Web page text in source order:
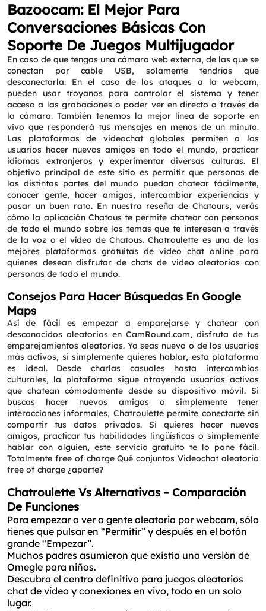
Bazoocam: El Mejor Para
Conversaciones Básicas Con
Soporte De Juegos Multijugador
En caso de que tengas una cámara web externa, de las que se
conectan por cable USB, solamente tendrías que
desconectarla. En el caso de los ataques a la webcam,
pueden usar troyanos para controlar el sistema y tener
acceso a las grabaciones o poder ver en directo a través de
la cámara. También tenemos la mejor línea de soporte en
vivo que responderá tus mensajes en menos de un minuto.
Las plataformas de videochat globales permiten a los
usuarios hacer nuevos amigos en todo el mundo, practicar
idiomas extranjeros y experimentar diversas culturas. El
objetivo principal de este sitio es permitir que personas de
las distintas partes del mundo puedan chatear fácilmente,
conocer gente, hacer amigos, intercambiar experiencias y
pasar un buen rato. En nuestra reseña de Chatours, verás
cómo la aplicación Chatous te permite chatear con personas
de todo el mundo sobre los temas que te interesan a través
de la voz o el vídeo de Chatous. Chatroulette es una de las
mejores plataformas gratuitas de video chat online para
quienes desean disfrutar de chats de video aleatorios con
personas de todo el mundo.
Consejos Para Hacer Búsquedas En Google
Maps
Así de fácil es empezar a emparejarse y chatear con
desconocidos aleatorios en CamRound.com, disfruta de tus
emparejamientos aleatorios. Ya seas nuevo o de los usuarios
más activos, si simplemente quieres hablar, esta plataforma
es ideal. Desde charlas casuales hasta intercambios
culturales, la plataforma sigue atrayendo usuarios activos
que chatean cómodamente desde su dispositivo móvil. Si
buscas hacer nuevos amigos o simplemente tener
interacciones informales, Chatroulette permite conectarte sin
compartir tus datos privados. Si quieres hacer nuevos
amigos, practicar tus habilidades lingüísticas o simplemente
hablar con alguien, este servicio gratuito te lo pone fácil.
Totalmente free of charge Qué conjuntos Videochat aleatorio
free of charge ¿aparte?
Chatroulette Vs Alternativas – Comparación
De Funciones
Para empezar a ver a gente aleatoria por webcam, sólo
tienes que pulsar en “Permitir” y después en el botón
grande “Empezar”.
Muchos padres asumieron que existía una versión de
Omegle para niños.
Descubra el centro definitivo para juegos aleatorios
chat de vídeo y conexiones en vivo, todo en un solo
lugar.